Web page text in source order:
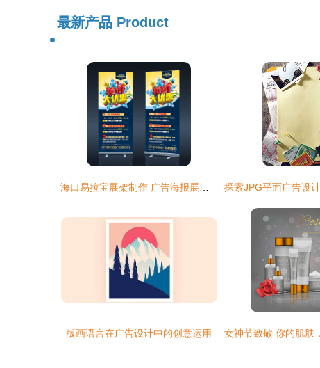
最新产品 Product
版画语言在广告设计中的创意运用